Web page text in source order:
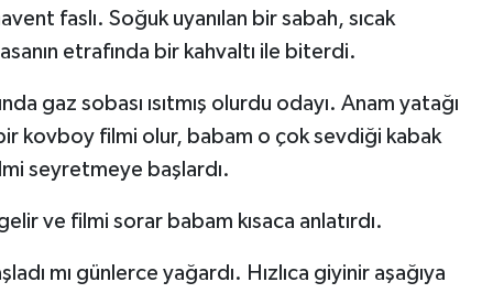
faslı. Soğuk uyanılan bir sabah, sıcak
etrafında bir kahvaltı ile biterdi.
gaz sobası ısıtmış olurdu odayı. Anam yatağı
kovboy filmi olur, babam o çok sevdiği kabak
seyretmeye başlardı.
ve filmi sorar babam kısaca anlatırdı.
mı günlerce yağardı. Hızlıca giyinir aşağıya